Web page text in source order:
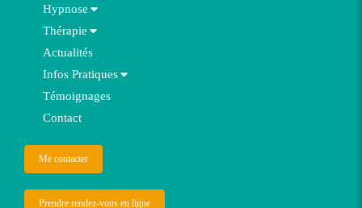
Hypnose
Thérapie
Actualités
Infos Pratiques
Témoignages
Contact
Me contacter
Prendre rendez-vous en ligne